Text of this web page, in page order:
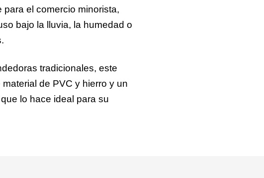
el comercio minorista,
bajo la lluvia, la humedad o
tradicionales, este
de PVC y hierro y un
lo hace ideal para su